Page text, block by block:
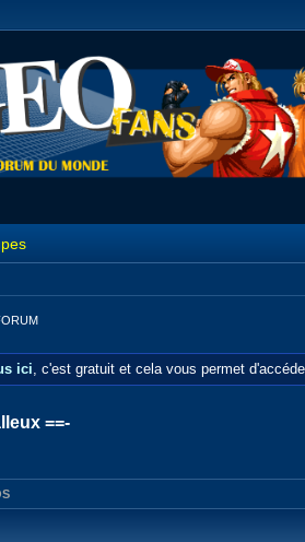
ici, c'est gratuit et cela vous permet
==-